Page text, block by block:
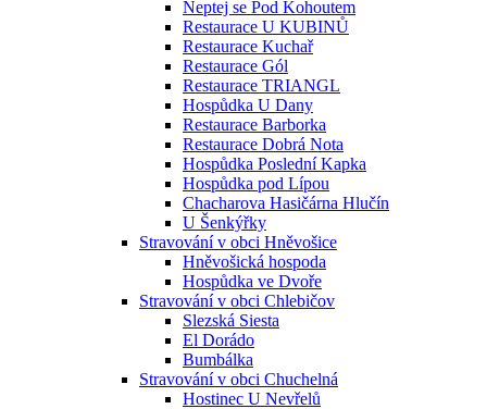
Neptej se Pod Kohoutem
Restaurace U KUBINŮ
Restaurace Kuchař
Restaurace Gól
Restaurace TRIANGL
Hospůdka U Dany
Restaurace Barborka
Restaurace Dobrá Nota
Hospůdka Poslední Kapka
Hospůdka pod Lípou
Chacharova Hasičárna Hlučín
U Šenkýřky
Stravování v obci Hněvošice
Hněvošická hospoda
Hospůdka ve Dvoře
Stravování v obci Chlebičov
Slezská Siesta
El Dorádo
Bumbálka
Stravování v obci Chuchelná
Hostinec U Nevřelů